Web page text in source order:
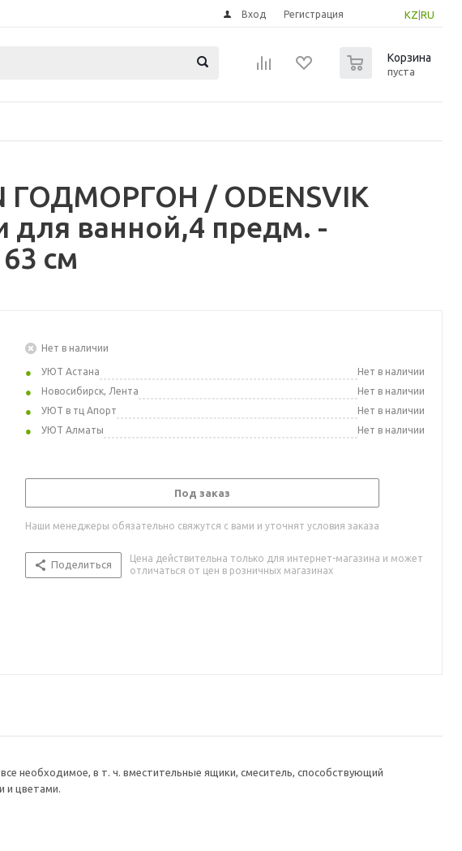
KZ RU
Вход Регистрация
Корзина
пуста
ГОДМОРГОН / ODENSVIK
ванной,4 предм. -
см
Нет в наличии
УЮТ Астана
Нет в наличии
Новосибирск, Лента
Нет в наличии
УЮТ в тц Апорт
Нет в наличии
УЮТ Алматы
Нет в наличии
Под заказ
Наши менеджеры обязательно свяжутся с вами и уточнят условия заказа
Поделиться
Цена действительна только для интернет-магазина и может
отличаться от цен в розничных магазинах
необходимое, в т. ч. вместительные ящики, смеситель, способствующий
и цветами.